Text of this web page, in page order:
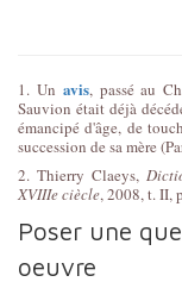
1. Un avis, passé au
Sauvion était déjà
émancipé d'âge, de
succession de sa mère
2. Thierry Claeys,
XVIIIe ciècle, 2008, t. II,
Poser une
oeuvre